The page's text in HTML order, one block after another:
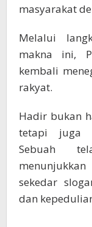
masyarakat
Melalui
makna ini,
kembali
rakyat.
Hadir bukan
tetapi juga
Sebuah
sekedar
dan